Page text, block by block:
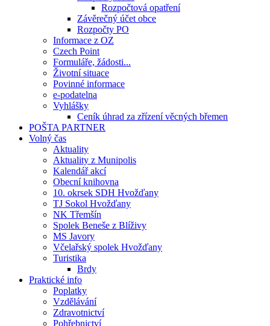
Rozpočtová opatření
Závěrečný účet obce
Rozpočty PO
Informace z OZ
Czech Point
Formuláře, žádosti...
Životní situace
Povinné informace
e-podatelna
Vyhlášky
Ceník úhrad za zřízení věcných břemen
POŠTA PARTNER
Volný čas
Aktuality
Aktuality z Munipolis
Kalendář akcí
Obecní knihovna
10. okrsek SDH Hvožďany
TJ Sokol Hvožďany
NK Třemšín
Spolek Beneše z Blíživy
MS Javory
Včelařský spolek Hvožďany
Turistika
Brdy
Praktické info
Poplatky
Vzdělávání
Zdravotnictví
Pohřebnictví